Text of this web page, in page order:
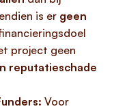
is er geen
project geen
reputatieschade
Voor